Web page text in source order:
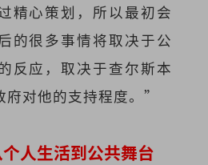
精心策划，所以最初会
的很多事情将取决于公
反应，取决于查尔斯本
府对他的支持程度。”
人生活到公共舞台